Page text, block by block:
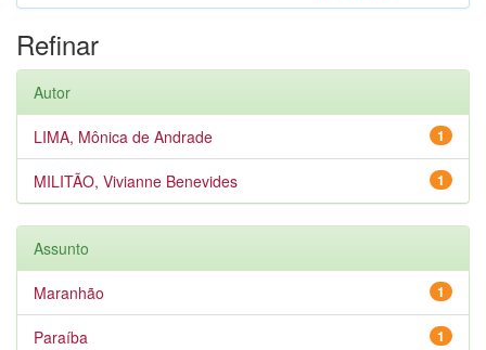
Refinar
Autor
1
LIMA, Mônica de Andrade
1
MILITÃO, Vivianne Benevides
Assunto
1
Maranhão
1
Paraíba